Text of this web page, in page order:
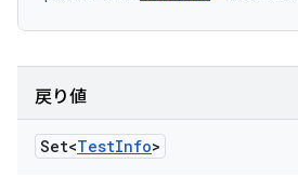
戻り値
Set<TestInfo>